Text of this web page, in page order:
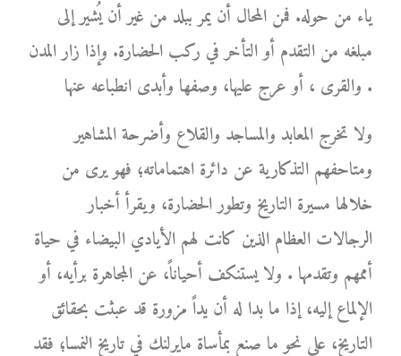
ياء من حوله. فمن المحال أن يمر ببلد من غير أن يُشير إلى
مبلغه من التقدم أو التأخر في ركب الحضارة. وإذا زار المدن
والقرى ، أو عرج عليها، وصفها وأبدى انطباعه عنها .
ولا تخرج المعابد والمساجد والقلاع وأضرحة المشاهير
ومتاحفهم التذكارية عن دائرة اهتماماته؛ فهو يرى من
خلالها مسيرة التاريخ وتطور الحضارة، ويقرأ أخبار
الرجالات العظام الذين كانت لهم الأيادي البيضاء في حياة
أممهم وتقدمها . ولا يستنكف أحياناً، عن المجاهرة برأيه، أو
الإلماع إليه، إذا ما بدا له أن يداً مزورة قد عبثت بحقائق
التاريخ، على نحو ما صنع بمأساة مايرلنك في تاريخ النمسا؛ فقد